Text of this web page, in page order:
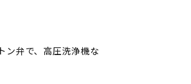
ン弁で、高圧洗浄機な